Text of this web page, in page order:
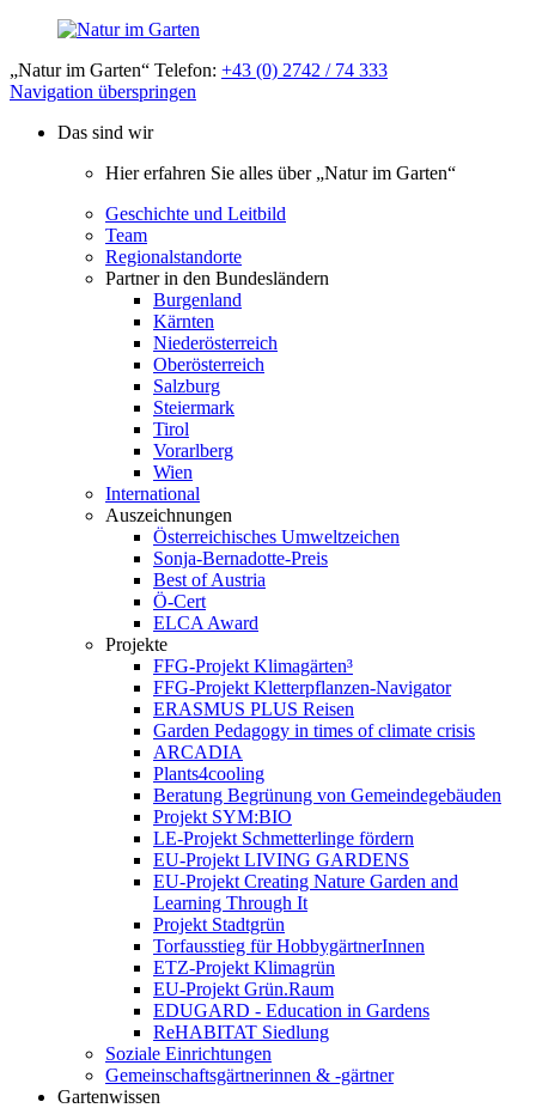
„Natur im Garten“ Telefon: +43 (0) 2742 / 74 333
Navigation überspringen
Das sind wir
Hier erfahren Sie alles über „Natur im Garten“
Geschichte und Leitbild
Team
Regionalstandorte
Partner in den Bundesländern
Burgenland
Kärnten
Niederösterreich
Oberösterreich
Salzburg
Steiermark
Tirol
Vorarlberg
Wien
International
Auszeichnungen
Österreichisches Umweltzeichen
Sonja-Bernadotte-Preis
Best of Austria
Ö-Cert
ELCA Award
Projekte
FFG-Projekt Klimagärten³
FFG-Projekt Kletterpflanzen-Navigator
ERASMUS PLUS Reisen
Garden Pedagogy in times of climate crisis
ARCADIA
Plants4cooling
Beratung Begrünung von Gemeindegebäuden
Projekt SYM:BIO
LE-Projekt Schmetterlinge fördern
EU-Projekt LIVING GARDENS
EU-Projekt Creating Nature Garden and
Learning Through It
Projekt Stadtgrün
Torfausstieg für HobbygärtnerInnen
ETZ-Projekt Klimagrün
EU-Projekt Grün.Raum
EDUGARD - Education in Gardens
ReHABITAT Siedlung
Soziale Einrichtungen
Gemeinschaftsgärtnerinnen & -gärtner
Gartenwissen